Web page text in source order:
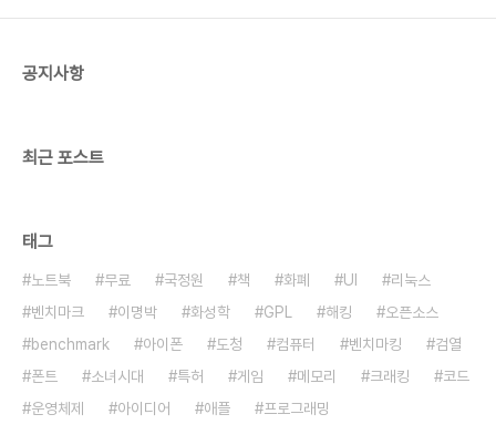
를 어렵쟎게 찾아볼 수 있습니다." 프리넷 역시 누텔
공지사항
최근 포스트
태그
노트북 무료 국정원 책 화폐 UI
리눅스
벤치마크
이명박 화성학 GPL 해킹
오픈소스
benchmark
아이폰 도청 컴퓨터 벤치마킹
검열
폰트
소녀시대 특허 게임 메모리 크래킹
코드
운영체제
아이디어 애플 프로그래밍